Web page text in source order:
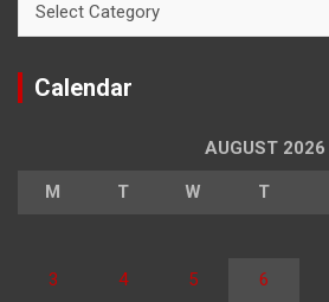
Calendar
AUGUST 2026
M T W T
3 4 5 6